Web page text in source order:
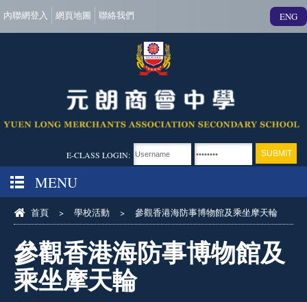
內聯網登入 網頁地圖 聯絡我們 ENG
E-CLASS LOGIN:
MENU
首頁 > 學校活動 > 參觀香港海防事博物館及乘坐摩天輪
參觀香港海防事博物館及
乘坐摩天輪